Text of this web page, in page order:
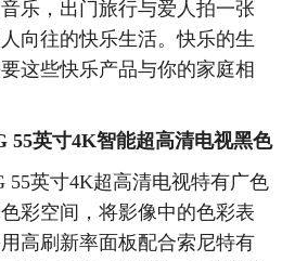
乐，出门旅行与爱人拍一张
向往的快乐生活。快乐的生
这些快乐产品与你的家庭相
55英寸4K智能超高清电视黑色
英寸4K超高清电视特有广色
彩空间，将影像中的色彩表
高刷新率面板配合索尼特有